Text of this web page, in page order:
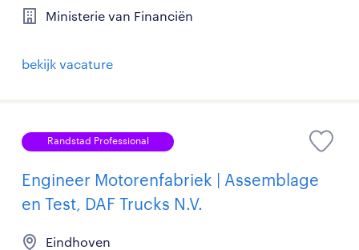
Ministerie van Financiën
bekijk vacature
Randstad Professional
Engineer Motorenfabriek | Assemblage
en Test, DAF Trucks N.V.
Eindhoven